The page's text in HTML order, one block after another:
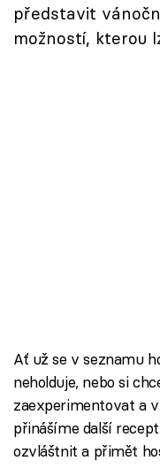
představit
možností, kterou
Ať už se v seznamu
neholduje, nebo si
zaexperimentovat a
přinášíme další
ozvláštnit a přimět